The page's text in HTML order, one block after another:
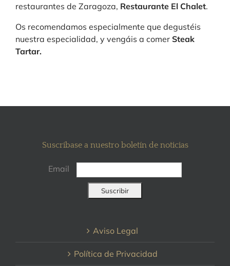
restaurantes de Zaragoza, Restaurante El Chalet.
Os recomendamos especialmente que degustéis
nuestra especialidad, y vengáis a comer Steak
Tartar.
Suscríbase a nuestro boletín de noticias
Email
Aviso Legal
Política de Privacidad